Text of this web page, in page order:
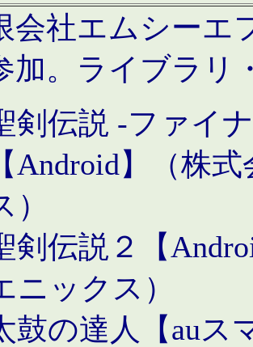
会社エムシーエ
加。ライブラリ
剣伝説 -ファイ
【Android】（株
）
剣伝説２【
ニックス）
鼓の達人【auス